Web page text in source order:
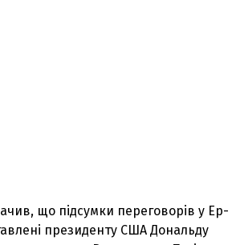
що підсумки переговорів у Ер-
президенту США Дональду